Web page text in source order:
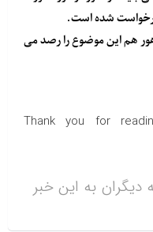
درخواست شده است.
هم این موضوع را رصد می
Thank you for
دیگران به این خبر